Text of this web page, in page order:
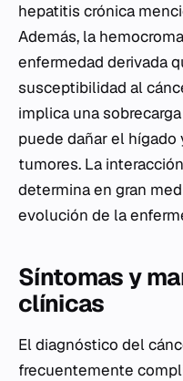
hepatitis crónica
Además, la
enfermedad derivada
susceptibilidad al
implica una
puede dañar el hígado
tumores. La
determina en gran
evolución de la
Síntomas y
clínicas
El diagnóstico del
frecuentemente